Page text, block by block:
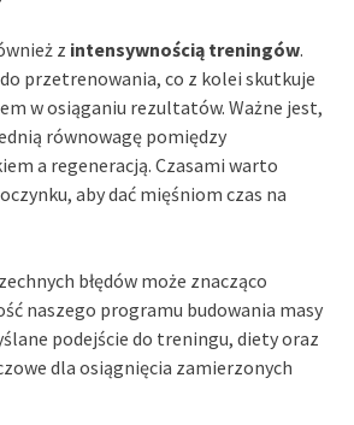
z intensywnością treningów.
przetrenowania, co z kolei skutkuje
w osiąganiu rezultatów. Ważne jest,
równowagę pomiędzy
a regeneracją. Czasami warto
aby dać mięśniom czas na
błędów może znacząco
naszego programu budowania masy
podejście do treningu, diety oraz
dla osiągnięcia zamierzonych